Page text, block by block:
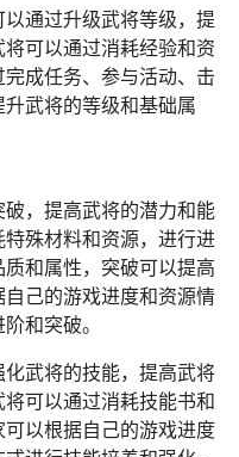
通过升级武将等级，提
可以通过消耗经验和资
成任务、参与活动、击
武将的等级和基础属
，提高武将的潜力和能
殊材料和资源，进行进
和属性，突破可以提高
己的游戏进度和资源情
和突破。
武将的技能，提高武将
可以通过消耗技能书和
以根据自己的游戏进度